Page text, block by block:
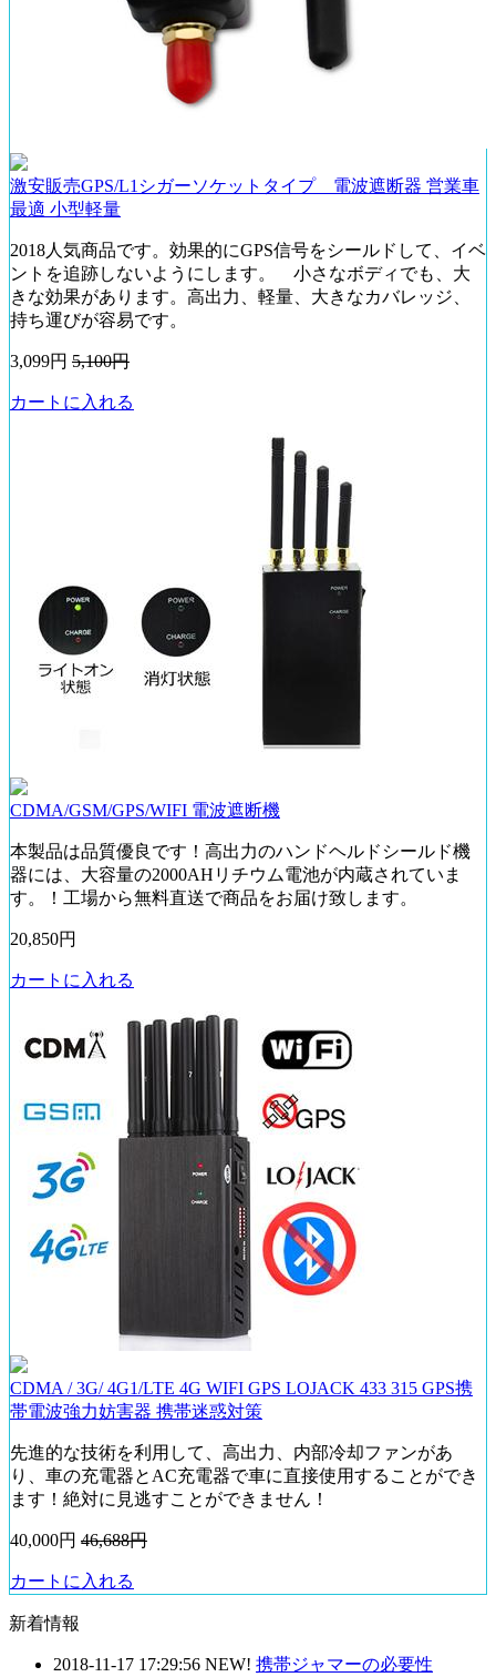
激安販売GPS/L1シガーソケットタイプ 電波遮断器 営業車
最適 小型軽量
2018人気商品です。効果的にGPS信号をシールドして、イベ
ントを追跡しないようにします。 小さなボディでも、大
きな効果があります。高出力、軽量、大きなカバレッジ、
持ち運びが容易です。
3,099円 5,100円
カートに入れる
CDMA/GSM/GPS/WIFI 電波遮断機
本製品は品質優良です！高出力のハンドヘルドシールド機
器には、大容量の2000AHリチウム電池が内蔵されていま
す。！工場から無料直送で商品をお届け致します。
20,850円
カートに入れる
CDMA / 3G/ 4G1/LTE 4G WIFI GPS LOJACK 433 315 GPS携
帯電波強力妨害器 携帯迷惑対策
先進的な技術を利用して、高出力、内部冷却ファンがあ
り、車の充電器とAC充電器で車に直接使用することができ
ます！絶対に見逃すことができません！
40,000円 46,688円
カートに入れる
新着情報
2018-11-17 17:29:56 NEW! 携帯ジャマーの必要性